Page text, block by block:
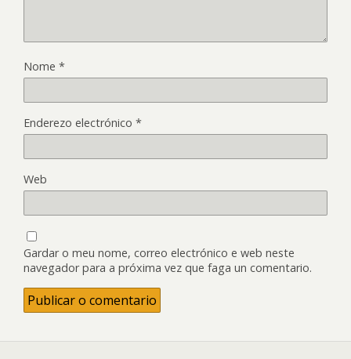
Nome *
Enderezo electrónico *
Web
Gardar o meu nome, correo electrónico e web neste
navegador para a próxima vez que faga un comentario.